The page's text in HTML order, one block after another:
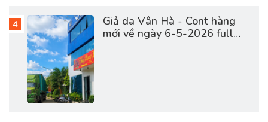
Giả da Vân Hà - Cont hàng
mới về ngày 6-5-2026 full